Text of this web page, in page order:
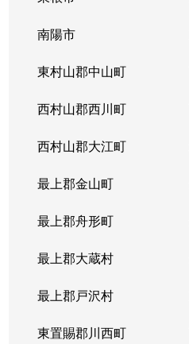
南陽市
東村山郡中山町
西村山郡西川町
西村山郡大江町
最上郡金山町
最上郡舟形町
最上郡大蔵村
最上郡戸沢村
東置賜郡川西町